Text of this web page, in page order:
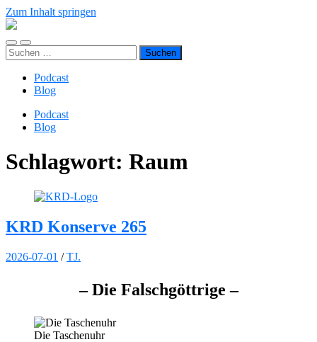
Zum Inhalt springen
TJ.s
Mobile-
Menü
Suchfeld
ein-/ausblenden
Suchen
nach:
Podcast
Blog
Podcast
Blog
Schlagwort: Raum
KRD Konserve 265
2026-07-01 /TJ.
– Die Falschgöttrige –
Die Taschenuhr